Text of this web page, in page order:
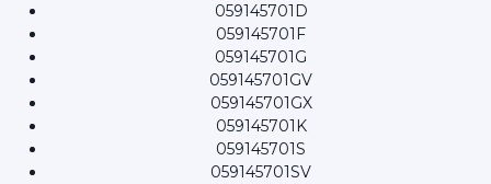
059145701D
059145701F
059145701G
059145701GV
059145701GX
059145701K
059145701S
059145701SV